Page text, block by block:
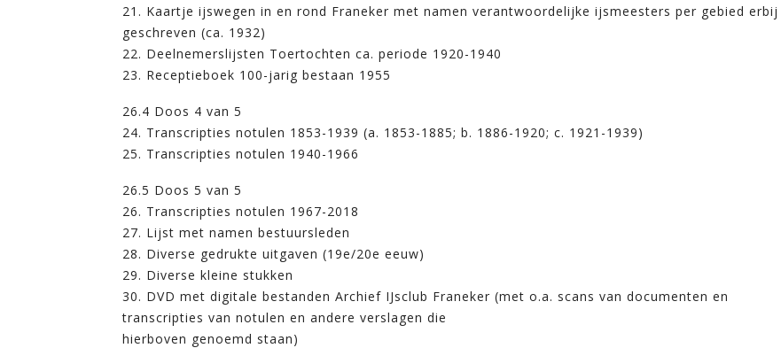
21. Kaartje ijswegen in en rond Franeker met namen verantwoordelijke ijsmeesters per gebied erbij
geschreven (ca. 1932)
22. Deelnemerslijsten Toertochten ca. periode 1920-1940
23. Receptieboek 100-jarig bestaan 1955
26.4 Doos 4 van 5
24. Transcripties notulen 1853-1939 (a. 1853-1885; b. 1886-1920; c. 1921-1939)
25. Transcripties notulen 1940-1966
26.5 Doos 5 van 5
26. Transcripties notulen 1967-2018
27. Lijst met namen bestuursleden
28. Diverse gedrukte uitgaven (19e/20e eeuw)
29. Diverse kleine stukken
30. DVD met digitale bestanden Archief IJsclub Franeker (met o.a. scans van documenten en
transcripties van notulen en andere verslagen die
hierboven genoemd staan)